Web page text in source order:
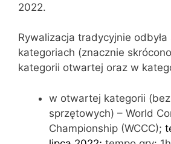
2022.
Rywalizacja tradycyjnie
kategoriach (znacznie
kategorii otwartej oraz w
w otwartej kategorii
sprzętowych) – World
Championship (WCCC);